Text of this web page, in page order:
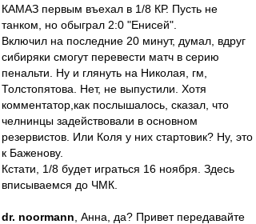
КАМАЗ первым въехал в 1/8 КР. Пусть не
танком, но обыграл 2:0 "Енисей".
Включил на последние 20 минут, думал, вдруг
сибиряки смогут перевести матч в серию
пенальти. Ну и глянуть на Николая, гм,
Толстопятова. Нет, не выпустили. Хотя
комментатор,как послышалось, сказал, что
челнинцы задействовали в основном
резервистов. Или Коля у них стартовик? Ну, это
к Баженову.
Кстати, 1/8 будет играться 16 ноября. Здесь
вписываемся до ЧМК.
dr. noormann , Анна, да? Привет передавайте